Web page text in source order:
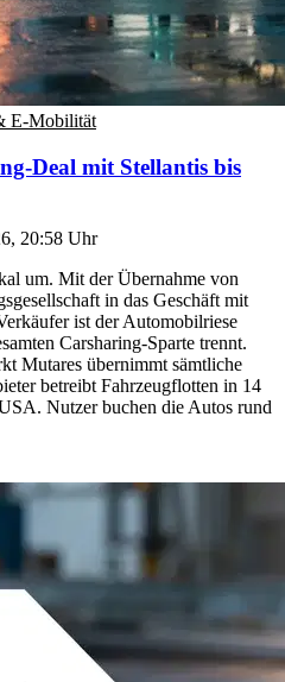
E-Mobilität
Deal mit Stellantis bis
20:58 Uhr
um. Mit der Übernahme von
in das Geschäft mit
ist der Automobilriese
Carsharing-Sparte trennt.
Mutares übernimmt sämtliche
betreibt Fahrzeugflotten in 14
Nutzer buchen die Autos rund